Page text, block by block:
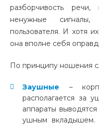
разборчивость
ненужные
пользователя. И хотя
она вполне себя
По принципу ношения
Заушные
–
располагается за
аппараты
ушным вкладышем.